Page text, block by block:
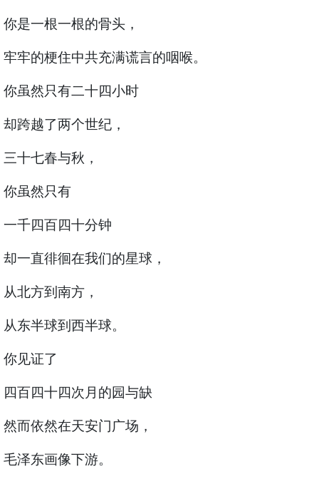
你是一根一根的骨头，
牢牢的梗住中共充满谎言的咽喉。
你虽然只有二十四小时
却跨越了两个世纪，
三十七春与秋，
你虽然只有
一千四百四十分钟
却一直徘徊在我们的星球，
从北方到南方，
从东半球到西半球。
你见证了
四百四十四次月的园与缺
然而依然在天安门广场，
毛泽东画像下游。